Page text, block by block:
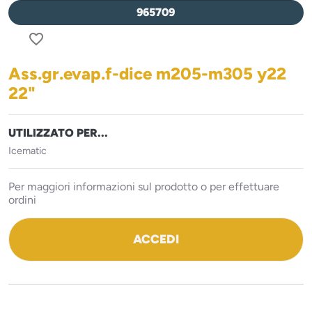
965709
favorite_border
Ass.gr.evap.f-dice m205-m305 y22
22"
UTILIZZATO PER...
Icematic
Per maggiori informazioni sul prodotto o per effettuare
ordini
ACCEDI